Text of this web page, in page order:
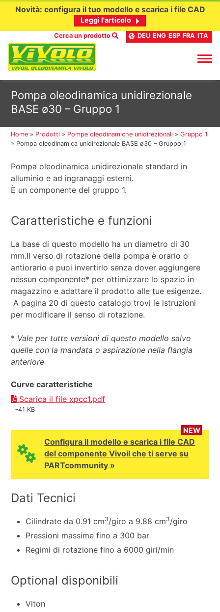
contenuto
Novità: configura il tuo modello e scarica i file CAD
Leggi l'articolo
Cerca un prodotto DEU ENG ESP FRA ITA
Pompa oleodinamica unidirezionale
BASE ø30 – Gruppo 1
Home » Prodotti » Pompe oleodinamiche unidirezionali »Gruppo 1
» Pompa oleodinamica unidirezionale BASE ø30 – Gruppo 1
Pompa oleodinamica unidirezionale standard in
alluminio e ad ingranaggi esterni.
È un componente del gruppo 1.
Caratteristiche e funzioni
La base di questo modello ha un diametro di 30
mm.Il verso di rotazione della pompa è orario o
antiorario e puoi invertirlo senza dover aggiungere
nessun componente* per ottimizzare lo spazio in
magazzino e adattare il prodotto alle tue esigenze.
A pagina 20 di questo catalogo trovi le istruzioni
per modificare il senso di rotazione.
* Vale per tutte versioni di questo modello salvo
quelle con la mandata o aspirazione nella flangia
anteriore
Curve caratteristiche
Scarica il file xpcc1.pdf
~41 KB
NEW
Configura il modello e scarica i file CAD
del componente Vivoil che ti serve su
PARTcommunity »
Dati Tecnici
Cilindrate da 0.91 cm3/giro a 9.88 cm3/giro
Pressioni massime fino a 300 bar
Regimi di rotazione fino a 6000 giri/min
Optional disponibili
Viton